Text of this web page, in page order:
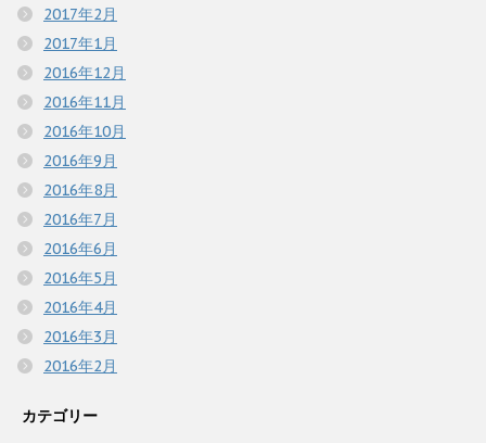
2017年2月
2017年1月
2016年12月
2016年11月
2016年10月
2016年9月
2016年8月
2016年7月
2016年6月
2016年5月
2016年4月
2016年3月
2016年2月
カテゴリー